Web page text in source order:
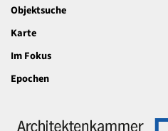
Moderne
Reformarchitektur
Jugendstil
Historismus
Klassizismus
Gotik
Objektsuche
Karte
Im Fokus
Epochen